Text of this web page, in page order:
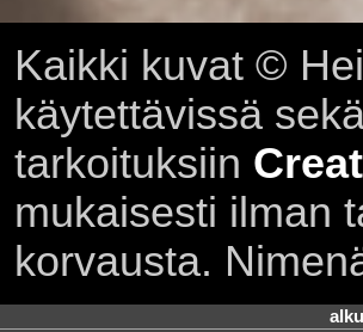
Kaikki kuvat ©
käytettävissä
tarkoituksiin
mukaisesti ilman
korvausta.